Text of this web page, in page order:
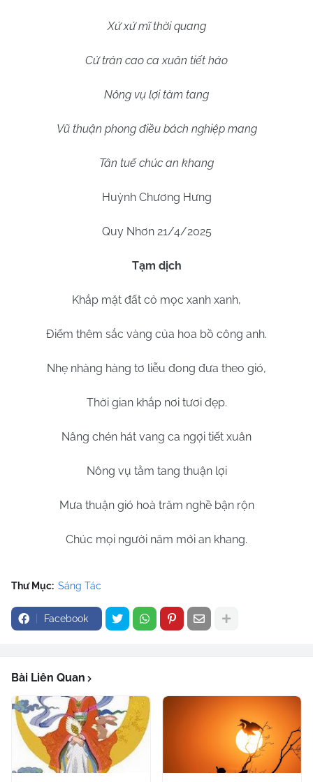
Xứ xứ mĩ thời quang
Cử trản cao ca xuân tiết hảo
Nông vụ lợi tàm tang
Vũ thuận phong điều bách nghiệp mang
Tân tuế chúc an khang
Huỳnh Chương Hưng
Quy Nhơn 21/4/2025
Tạm dịch
Khắp mặt đất cỏ mọc xanh xanh,
Điểm thêm sắc vàng của hoa bồ công anh.
Nhẹ nhàng hàng tơ liễu đong đưa theo gió,
Thời gian khắp nơi tươi đẹp.
Nâng chén hát vang ca ngợi tiết xuân
Nông vụ tằm tang thuận lợi
Mưa thuận gió hoà trăm nghề bận rộn
Chúc mọi người năm mới an khang.
Thư Mục: Sáng Tác
Facebook
Bài Liên Quan